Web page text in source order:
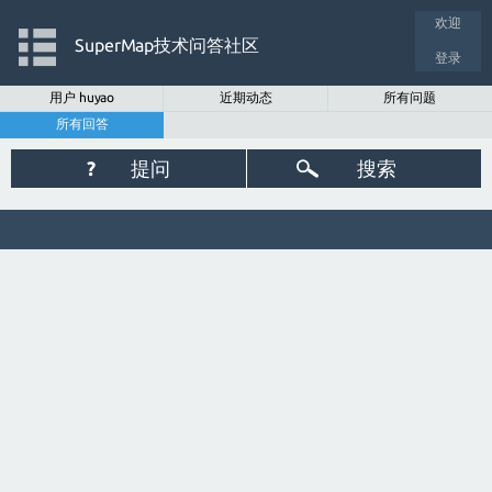
欢迎
登录
SuperMap技术问答社区
用户 huyao 近期动态
所有问题
所有回答
? 提问 搜索